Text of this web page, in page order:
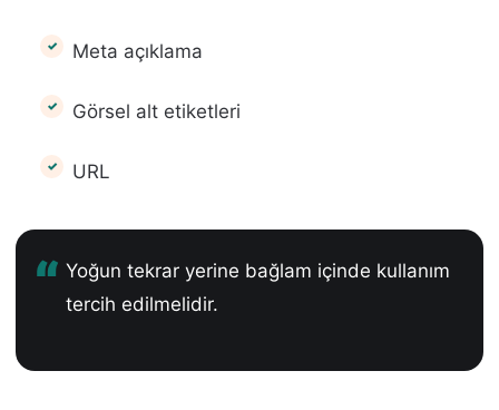
Meta açıklama
Görsel alt etiketleri
URL
Yoğun tekrar yerine bağlam içinde kullanım
tercih edilmelidir.